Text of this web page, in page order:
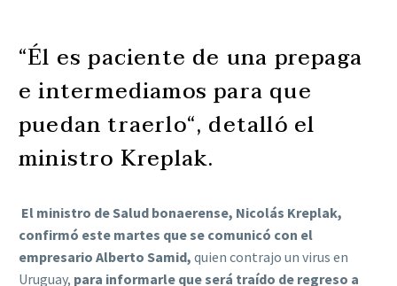
“Él es paciente de una prepaga
e intermediamos para que
puedan traerlo“, detalló el
ministro Kreplak.
El ministro de Salud bonaerense, Nicolás Kreplak,
confirmó este martes que se comunicó con el
empresario Alberto Samid, quien contrajo un virus en
Uruguay, para informarle que será traído de regreso a